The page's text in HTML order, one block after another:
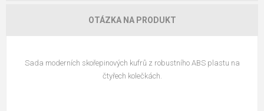
OTÁZKA NA PRODUKT
Sada moderních skořepinových kufrů z robustního ABS plastu na
čtyřech kolečkách.